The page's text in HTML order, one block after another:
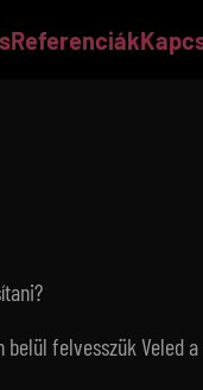
Referenciák
belül felvesszük Veled